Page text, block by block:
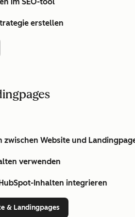
erstellen
zwischen Website und
verwenden
Inhalten integrieren
& Landingpages